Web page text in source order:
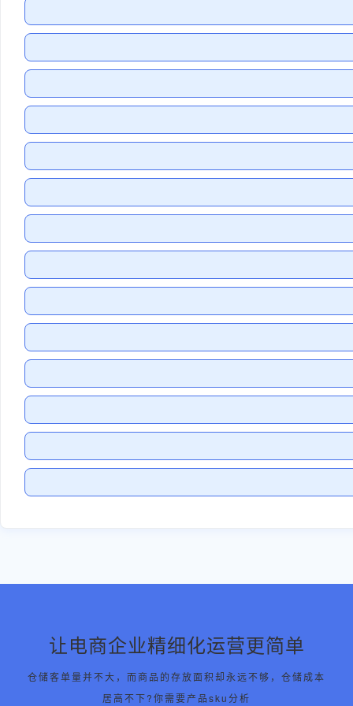
让电商企业精细化运营更简单
仓储客单量并不大，而商品的存放面积却永远不够，仓储成本
居高不下?你需要产品sku分析